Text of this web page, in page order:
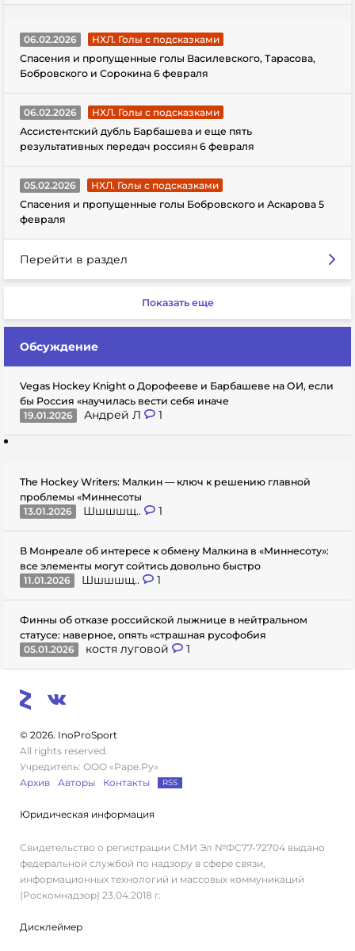
06.02.2026
НХЛ. Голы с подсказками
Спасения и пропущенные голы Василевского, Тарасова,
Бобровского и Сорокина 6 февраля
06.02.2026
НХЛ. Голы с подсказками
Ассистентский дубль Барбашева и еще пять
результативных передач россиян 6 февраля
05.02.2026
НХЛ. Голы с подсказками
Спасения и пропущенные голы Бобровского и Аскарова 5
февраля
Перейти в раздел
Показать еще
Обсуждение
Vegas Hockey Knight о Дорофееве и Барбашеве на ОИ, если
бы Россия «научилась вести себя иначе
19.01.2026
Андрей Л 1
The Hockey Writers: Малкин — ключ к решению главной
проблемы «Миннесоты
13.01.2026
Шшшшщ.. 1
В Монреале об интересе к обмену Малкина в «Миннесоту»:
все элементы могут сойтись довольно быстро
11.01.2026
Шшшшщ.. 1
Финны об отказе российской лыжнице в нейтральном
статусе: наверное, опять «страшная русофобия
05.01.2026
костя луговой 1
© 2026. InoProSport
All rights reserved.
Учредитель: ООО «Раре.Ру»
Архив
Авторы Контакты RSS
Юридическая информация
Свидетельство о регистрации СМИ Эл №ФС77-72704 выдано
федеральной службой по надзору в сфере связи,
информационных технологий и массовых коммуникаций
(Роскомнадзор) 23.04.2018 г.
Дисклеймер